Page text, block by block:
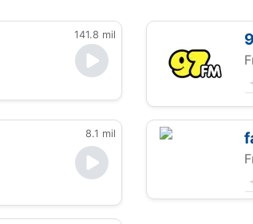
141.8 mil
8.1 mil